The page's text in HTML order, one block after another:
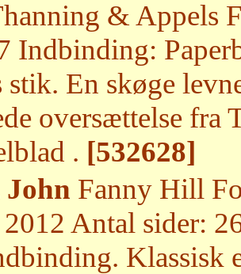
& Appels
Indbinding:
stik. En skøge
oversættelse fra
. [532628]
John Fanny Hill
Antal sider:
Klassisk